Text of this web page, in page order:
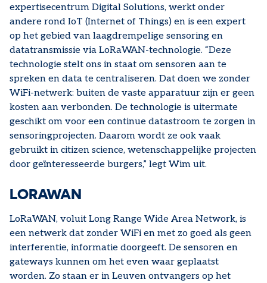
expertisecentrum Digital Solutions, werkt onder
andere rond IoT (Internet of Things) en is een expert
op het gebied van laagdrempelige sensoring en
datatransmissie via LoRaWAN-technologie. “Deze
technologie stelt ons in staat om sensoren aan te
spreken en data te centraliseren. Dat doen we zonder
WiFi-netwerk: buiten de vaste apparatuur zijn er geen
kosten aan verbonden. De technologie is uitermate
geschikt om voor een continue datastroom te zorgen in
sensoringprojecten. Daarom wordt ze ook vaak
gebruikt in citizen science, wetenschappelijke projecten
door geïnteresseerde burgers,” legt Wim uit.
LORAWAN
LoRaWAN, voluit Long Range Wide Area Network, is
een netwerk dat zonder WiFi en met zo goed als geen
interferentie, informatie doorgeeft. De sensoren en
gateways kunnen om het even waar geplaatst
worden. Zo staan er in Leuven ontvangers op het